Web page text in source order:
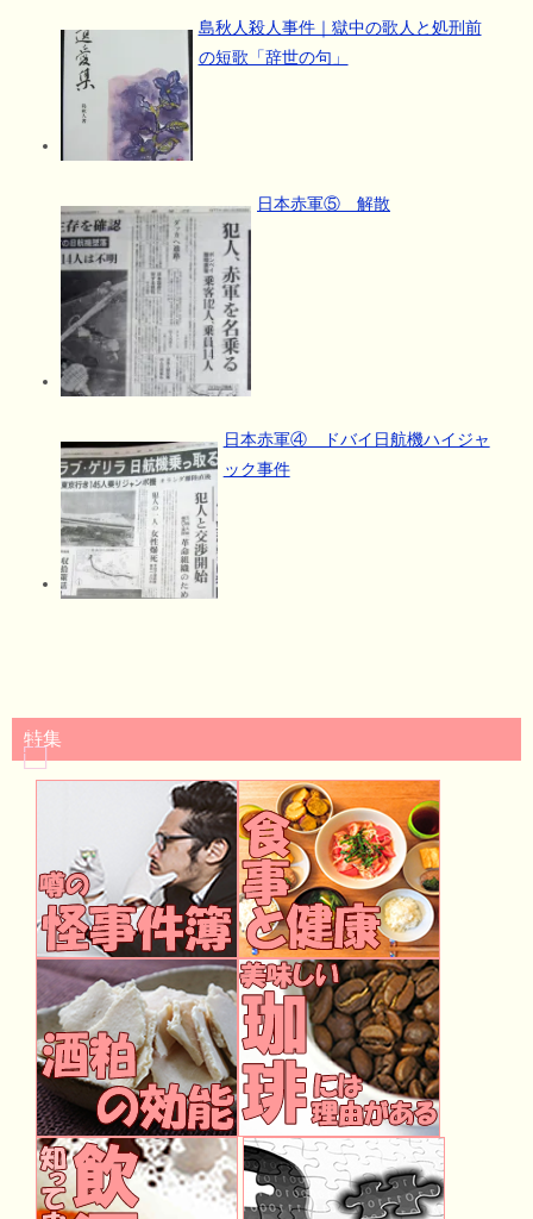
島秋人殺人事件｜獄中の歌人と処刑前
の短歌「辞世の句」
日本赤軍⑤ 解散
日本赤軍④ ドバイ日航機ハイジャ
ック事件
特集